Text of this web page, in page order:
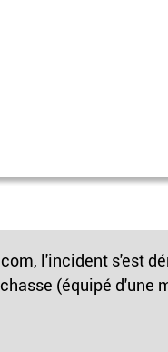
l'incident s'est
(équipé d'une